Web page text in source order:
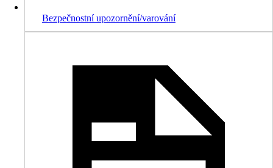
Bezpečnostní upozornění/varování